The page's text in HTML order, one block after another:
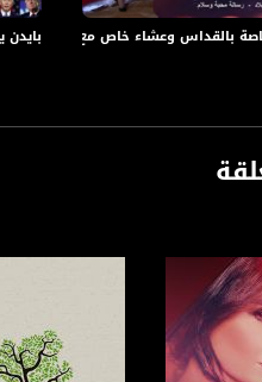
https://
www.youtube.com/channel/UCwJbDUmIxc-
بايدن بالقداس وعشاء خاص مع السيد